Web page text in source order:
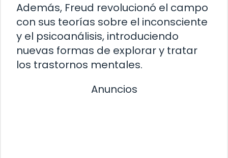
Además, Freud revolucionó el campo
con sus teorías sobre el inconsciente
y el psicoanálisis, introduciendo
nuevas formas de explorar y tratar
los trastornos mentales.
Anuncios